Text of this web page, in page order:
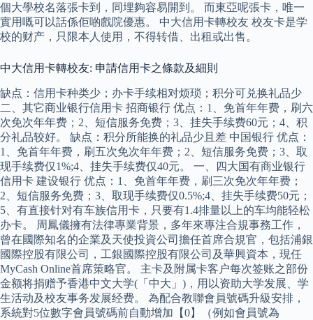
個大學校名落張卡到，同埋夠容易開到。 而東亞呢張卡，唯一
實用嘅可以話係佢啲戲院優惠。 中大信用卡轉校友 校友卡是学
校的财产，只限本人使用，不得转借、出租或出售。
中大信用卡轉校友: 申請信用卡之條款及細則
缺点：信用卡种类少；办卡手续相对烦琐；积分可兑换礼品少
二、其它商业银行信用卡 招商银行 优点：1、免首年年费，刷六
次免次年年费；2、短信服务免费；3、挂失手续费60元；4、积
分礼品较好。 缺点：积分所能换的礼品少且差 中国银行 优点：
1、免首年年费，刷五次免次年年费；2、短信服务免费；3、取
现手续费仅1%;4、挂失手续费仅40元。 一、四大国有商业银行
信用卡 建设银行 优点：1、免首年年费，刷三次免次年年费；
2、短信服务免费；3、取现手续费仅0.5%;4、挂失手续费50元；
5、有直接针对有车族信用卡，只要有1.4排量以上的车均能轻松
办卡。 周鳳儀擁有法律專業背景，多年來專注合規事務工作，
曾在國際知名的企業及天使投資公司擔任首席合規官，包括浦銀
國際控股有限公司，工銀國際控股有限公司及華興資本，現任
MyCash Online首席策略官。 主卡及附属卡客户每次签账之部份
金额将捐赠予香港中文大学(「中大」)，用以资助大学发展、学
生活动及校友事务发展经费。 為配合教聯會員號碼升級安排，
系統對5位數字會員號碼前自動增加【0】（例如會員號為